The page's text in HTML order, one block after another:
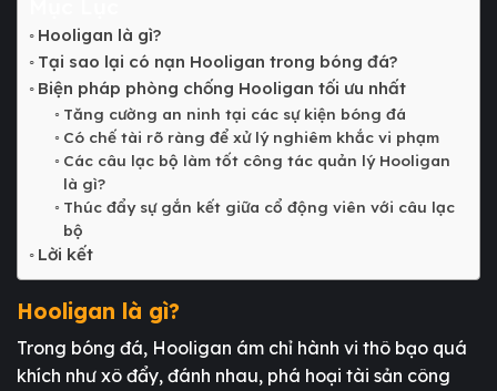
Hooligan là gì?
Tại sao lại có nạn Hooligan trong bóng đá?
Biện pháp phòng chống Hooligan tối ưu nhất
Tăng cường an ninh tại các sự kiện bóng đá
Có chế tài rõ ràng để xử lý nghiêm khắc vi phạm
Các câu lạc bộ làm tốt công tác quản lý Hooligan
là gì?
Thúc đẩy sự gắn kết giữa cổ động viên với câu lạc
bộ
Lời kết
Hooligan là gì?
Trong bóng đá, Hooligan ám chỉ hành vi thô bạo quá
khích như xô đẩy, đánh nhau, phá hoại tài sản công